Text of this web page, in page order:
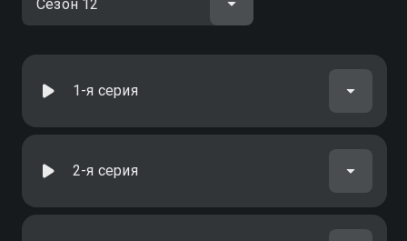
1-я серия
2-я серия